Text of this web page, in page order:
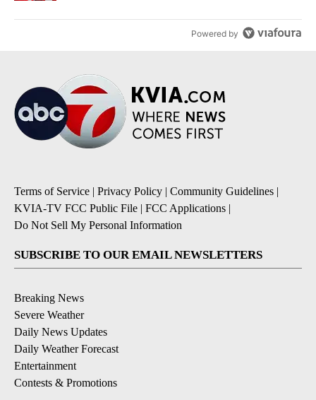
Powered by
Terms of Service | Privacy Policy | Community Guidelines |
KVIA-TV FCC Public File | FCC Applications |
Do Not Sell My Personal Information
SUBSCRIBE TO OUR EMAIL NEWSLETTERS
Breaking News
Severe Weather
Daily News Updates
Daily Weather Forecast
Entertainment
Contests & Promotions